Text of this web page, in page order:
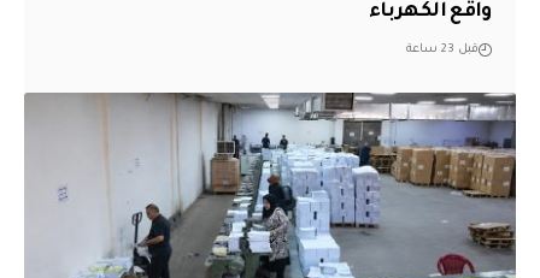
واقع الكهرباء
قبل 23 ساعة